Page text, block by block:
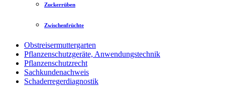
Zuckerrüben
Zwischenfrüchte
Obstreisermuttergarten
Pflanzenschutzgeräte, Anwendungstechnik
Pflanzenschutzrecht
Sachkundenachweis
Schaderregerdiagnostik